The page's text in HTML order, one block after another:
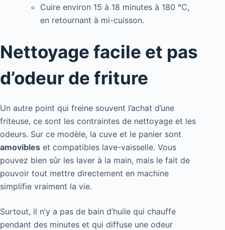
Cuire environ 15 à 18 minutes à 180 °C,
en retournant à mi-cuisson.
Nettoyage facile et pas
d’odeur de friture
Un autre point qui freine souvent l’achat d’une
friteuse, ce sont les contraintes de nettoyage et les
odeurs. Sur ce modèle, la cuve et le panier sont
amovibles et compatibles lave-vaisselle. Vous
pouvez bien sûr les laver à la main, mais le fait de
pouvoir tout mettre directement en machine
simplifie vraiment la vie.
Surtout, il n’y a pas de bain d’huile qui chauffe
pendant des minutes et qui diffuse une odeur